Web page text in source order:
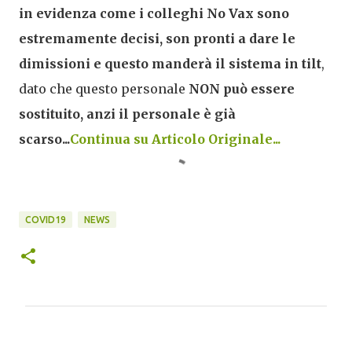
in evidenza come i colleghi No Vax sono
estremamente decisi, son pronti a dare le
dimissioni e questo manderà il sistema in tilt,
dato che questo personale NON può essere
sostituito, anzi il personale è già
scarso...Continua su Articolo Originale...
COVID19 NEWS